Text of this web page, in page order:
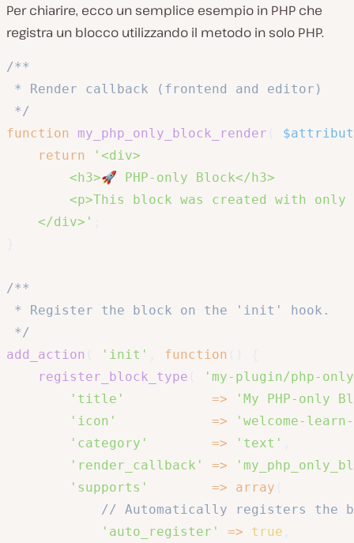
Per chiarire, ecco un semplice esempio in PHP che
registra un blocco utilizzando il metodo in solo PHP.
/**
* Render callback (frontend and editor)
*/
function
my_php_only_block_render
return
'<div>
	</div>'
/**
* Register the block on the 'init' hook.
*/
add_action
'init' function
register_block_type
'my-plugin/php-
'title'
=>
'My PHP-only
'icon'
=>
'welcome-
'category'
=> 'text'
'render_callback'
=>
'supports'
=> array
// Automatically registers the
'auto_register'
=> true